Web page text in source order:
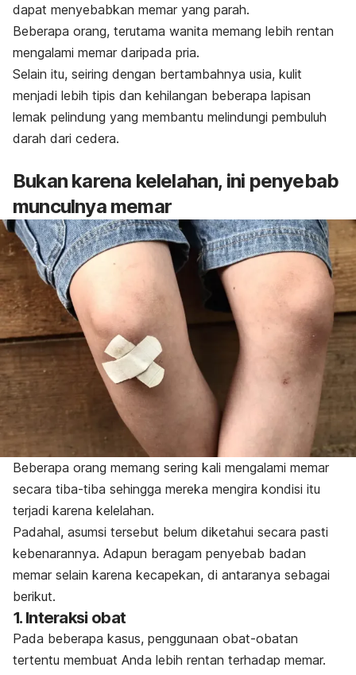
dapat menyebabkan memar yang parah.
Beberapa orang, terutama wanita memang lebih rentan
mengalami memar daripada pria.
Selain itu, seiring dengan bertambahnya usia, kulit
menjadi lebih tipis dan kehilangan beberapa lapisan
lemak pelindung yang membantu melindungi pembuluh
darah dari cedera.
Bukan karena kelelahan, ini penyebab
munculnya memar
Beberapa orang memang sering kali mengalami memar
secara tiba-tiba sehingga mereka mengira kondisi itu
terjadi karena kelelahan.
Padahal, asumsi tersebut belum diketahui secara pasti
kebenarannya. Adapun beragam penyebab badan
memar selain karena kecapekan, di antaranya sebagai
berikut.
1. Interaksi obat
Pada beberapa kasus, penggunaan obat-obatan
tertentu membuat Anda lebih rentan terhadap memar.